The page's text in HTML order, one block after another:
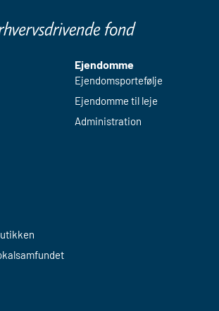
Ejendomme
Ejendomsportefølje
Ejendomme til leje
Administration